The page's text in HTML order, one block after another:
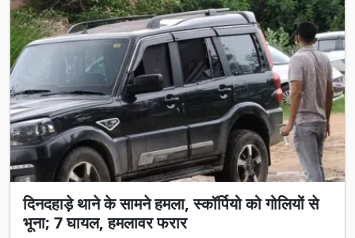
दिनदहाड़े थाने के सामने हमला, स्कॉर्पियो को गोलियों से
भूना; 7 घायल, हमलावर फरार